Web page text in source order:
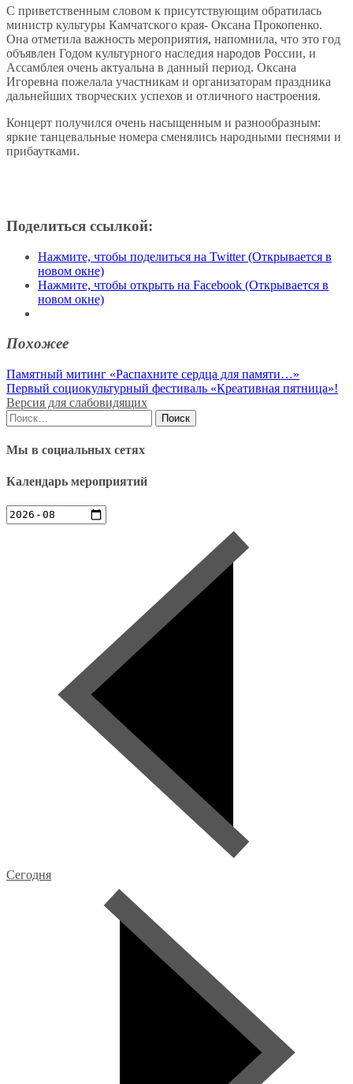
С приветственным словом к присутствующим обратилась
министр культуры Камчатского края- Оксана Прокопенко.
Она отметила важность мероприятия, напомнила, что это год
объявлен Годом культурного наследия народов России, и
Ассамблея очень актуальна в данный период. Оксана
Игоревна пожелала участникам и организаторам праздника
дальнейших творческих успехов и отличного настроения.
Концерт получился очень насыщенным и разнообразным:
яркие танцевальные номера сменялись народными песнями и
прибаутками.
Поделиться ссылкой:
Нажмите, чтобы поделиться на Twitter (Открывается в
новом окне)
Нажмите, чтобы открыть на Facebook (Открывается в
новом окне)
Похожее
Навигация
по
записям
Памятный митинг «Распахните сердца для памяти…»
Первый социокультурный фестиваль «Креативная пятница»!
Версия для слабовидящих
Найти:
Мы в социальных сетях
Календарь мероприятий
Сегодня